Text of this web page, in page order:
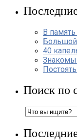
В
Большой
40
Поиск по